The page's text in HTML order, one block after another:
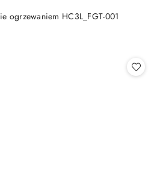
ogrzewaniem HC3L_FGT-001